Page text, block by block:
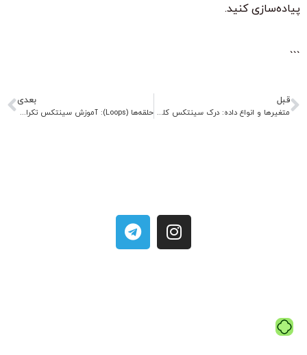
پیاده‌سازی کنید.
```
قبل
متغیرها و انواع داده: درک سینتکس کلیدی در کدنویسی
بعدی
حلقه‌ها (Loops): آموزش سینتکس تکرار و کارایی